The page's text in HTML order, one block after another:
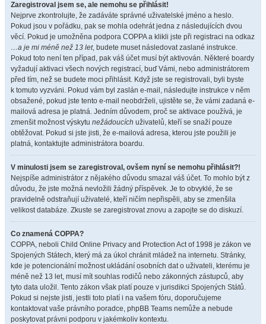
Zaregistroval jsem se, ale nemohu se přihlásit!
Nejprve zkontrolujte, že zadáváte správné uživatelské jméno a heslo.
Pokud jsou v pořádku, pak se mohla odehrát jedna z následujících dvou
věcí. Pokud je umožněna podpora COPPA a klikli jste při registraci na odkaz
…a je mi méně než 13 let, budete muset následovat zaslané instrukce.
Pokud toto není ten případ, pak váš účet musí být aktivován. Některé boardy
vyžadují aktivaci všech nových registrací, buď Vámi, nebo administrátorem
před tím, než se budete moci přihlásit. Když jste se registrovali, byli byste
k tomuto vyzváni. Pokud vám byl zaslán e-mail, následujte instrukce v něm
obsažené, pokud jste tento e-mail neobdrželi, ujistěte se, že vámi zadaná e-
mailová adresa je platná. Jedním důvodem, proč se aktivace používá, je
zmenšit možnost výskytu nežádoucích uživatelů, kteří se snaží pouze
obtěžovat. Pokud si jste jisti, že e-mailová adresa, kterou jste použili je
platná, kontaktujte administrátora boardu.
V minulosti jsem se zaregistroval, ovšem nyní se nemohu přihlásit?!
Nejspíše administrátor z nějakého důvodu smazal váš účet. To mohlo být z
důvodu, že jste možná nevložili žádný příspěvek. Je to obvyklé, že se
pravidelně odstraňují uživatelé, kteří ničím nepřispěli, aby se zmenšila
velikost databáze. Zkuste se zaregistrovat znovu a zapojte se do diskuzí.
Co znamená COPPA?
COPPA, neboli Child Online Privacy and Protection Act of 1998 je zákon ve
Spojených Státech, který má za úkol chránit mládež na internetu. Stránky,
kde je potencionální možnost ukládání osobních dat o uživateli, kterému je
méně než 13 let, musí mít souhlas rodičů nebo zákonných zástupců, aby
tyto data uložil. Tento zákon však platí pouze v jurisdikci Spojených Států.
Pokud si nejste jisti, jestli toto platí i na vašem fóru, doporučujeme
kontaktovat vaše právního poradce, phpBB Teams nemůže a nebude
poskytovat právni podporu v jakémkoliv kontextu.